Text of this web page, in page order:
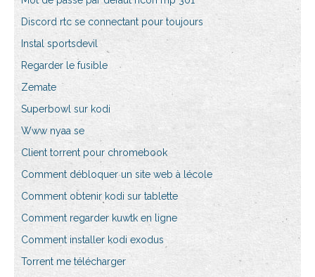
Discord rtc se connectant pour toujours
Instal sportsdevil
Regarder le fusible
Zemate
Superbowl sur kodi
Www nyaa se
Client torrent pour chromebook
Comment débloquer un site web à lécole
Comment obtenir kodi sur tablette
Comment regarder kuwtk en ligne
Comment installer kodi exodus
Torrent me télécharger